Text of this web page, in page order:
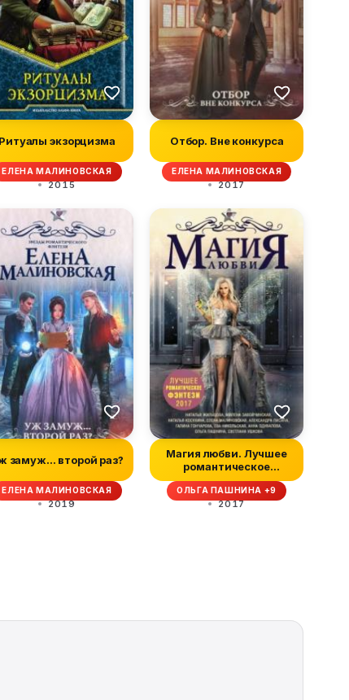
Ритуалы экзорцизма
ЕЛЕНА МАЛИНОВСКАЯ
2015
Отбор. Вне конкурса
ЕЛЕНА МАЛИНОВСКАЯ
2017
замуж... второй раз?
ЕЛЕНА МАЛИНОВСКАЯ
2019
Магия любви. Лучшее
романтическое
фэнтези, 2017
ОЛЬГА ПАШНИНА +9
2017